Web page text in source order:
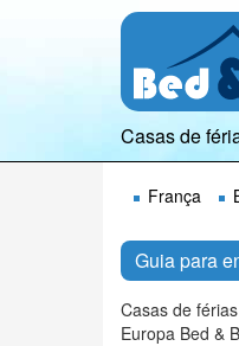
Casas de
França
Guia para
Casas de
Europa Bed &